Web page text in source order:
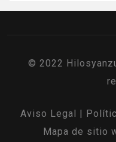
© 2022
Aviso Legal
Mapa de sitio